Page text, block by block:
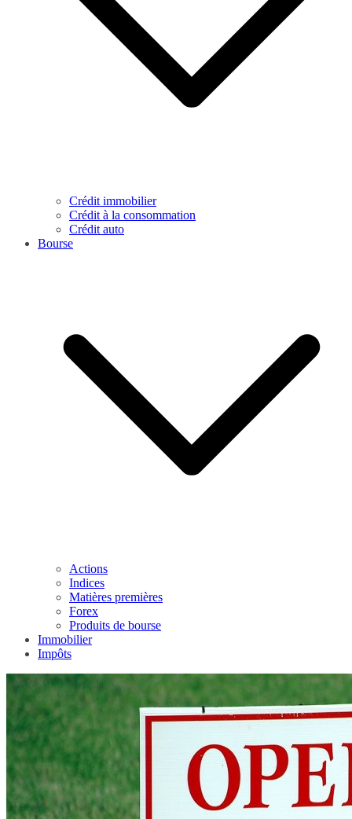
Crédit immobilier
Crédit à la consommation
Crédit auto
Bourse
Actions
Indices
Matières premières
Forex
Produits de bourse
Immobilier
Impôts